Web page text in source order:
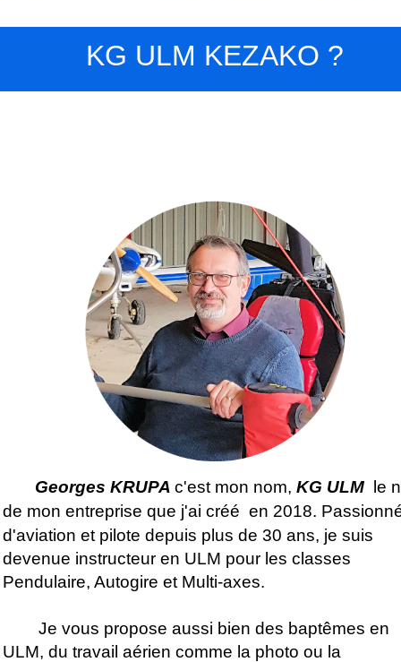
KG ULM KEZAKO ?
Georges KRUPA c'est mon nom, KG ULM
le
de mon entreprise que j'ai créé en 2018.
d'aviation et pilote depuis plus de 30 ans, je suis
devenue instructeur en ULM pour les classes
Pendulaire, Autogire et Multi-axes.
Je vous propose aussi bien des baptêmes en
ULM, du travail aérien comme la photo ou la